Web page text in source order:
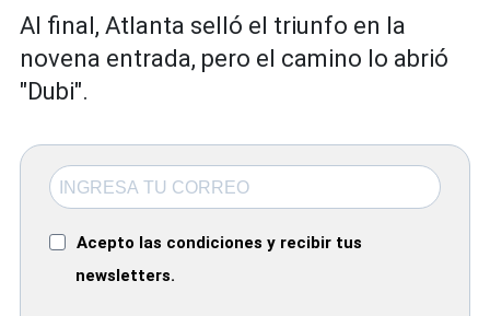
Al final, Atlanta selló el triunfo en la
novena entrada, pero el camino lo abrió
"Dubi".
Acepto las condiciones y recibir tus
newsletters.